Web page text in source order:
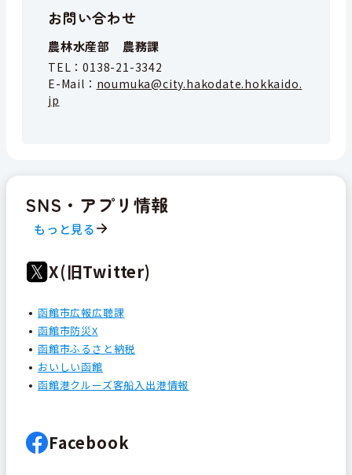
お問い合わせ
農林水産部 農務課
TEL：0138-21-3342
E-Mail： noumuka@city.hakodate.hokkaido.
jp
SNS・アプリ情報
もっと見る
X(旧Twitter)
函館市広報広聴課
函館市防災X
函館市ふるさと納税
おいしい函館
函館港クルーズ客船入出港情報
Facebook